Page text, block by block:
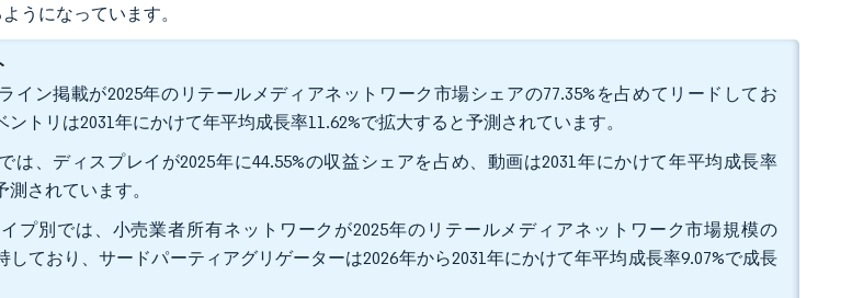
うになっています。
イン掲載が2025年のリテールメディアネットワーク市場シェアの77.35%を占めてリードしてお
ントリは2031年にかけて年平均成長率11.62%で拡大すると予測されています。
は、ディスプレイが2025年に44.55%の収益シェアを占め、動画は2031年にかけて年平均成長率
測されています。
プ別では、小売業者所有ネットワークが2025年のリテールメディアネットワーク市場規模の
しており、サードパーティアグリゲーターは2026年から2031年にかけて年平均成長率9.07%で成長